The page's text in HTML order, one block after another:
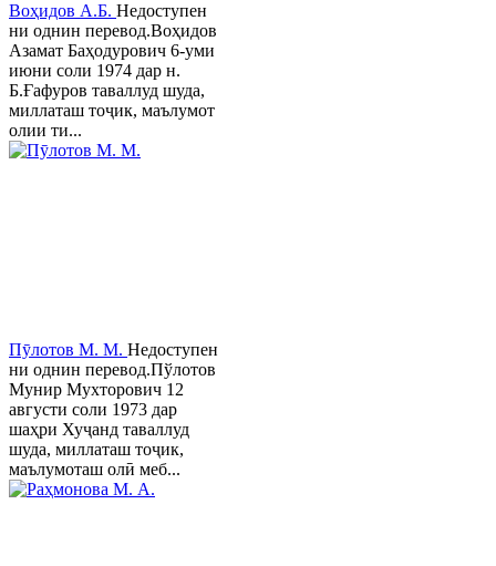
Воҳидов А.Б. Недоступен
ни однин перевод.Воҳидов
Азамат Баҳодурович 6-уми
июни соли 1974 дар н.
Б.Ғафуров таваллуд шуда,
миллаташ тоҷик, маълумот
олии ти...
Пӯлотов М. М. Недоступен
ни однин перевод.Пўлотов
Мунир Мухторович 12
августи соли 1973 дар
шаҳри Хуҷанд таваллуд
шуда, миллаташ тоҷик,
маълумоташ олӣ меб...